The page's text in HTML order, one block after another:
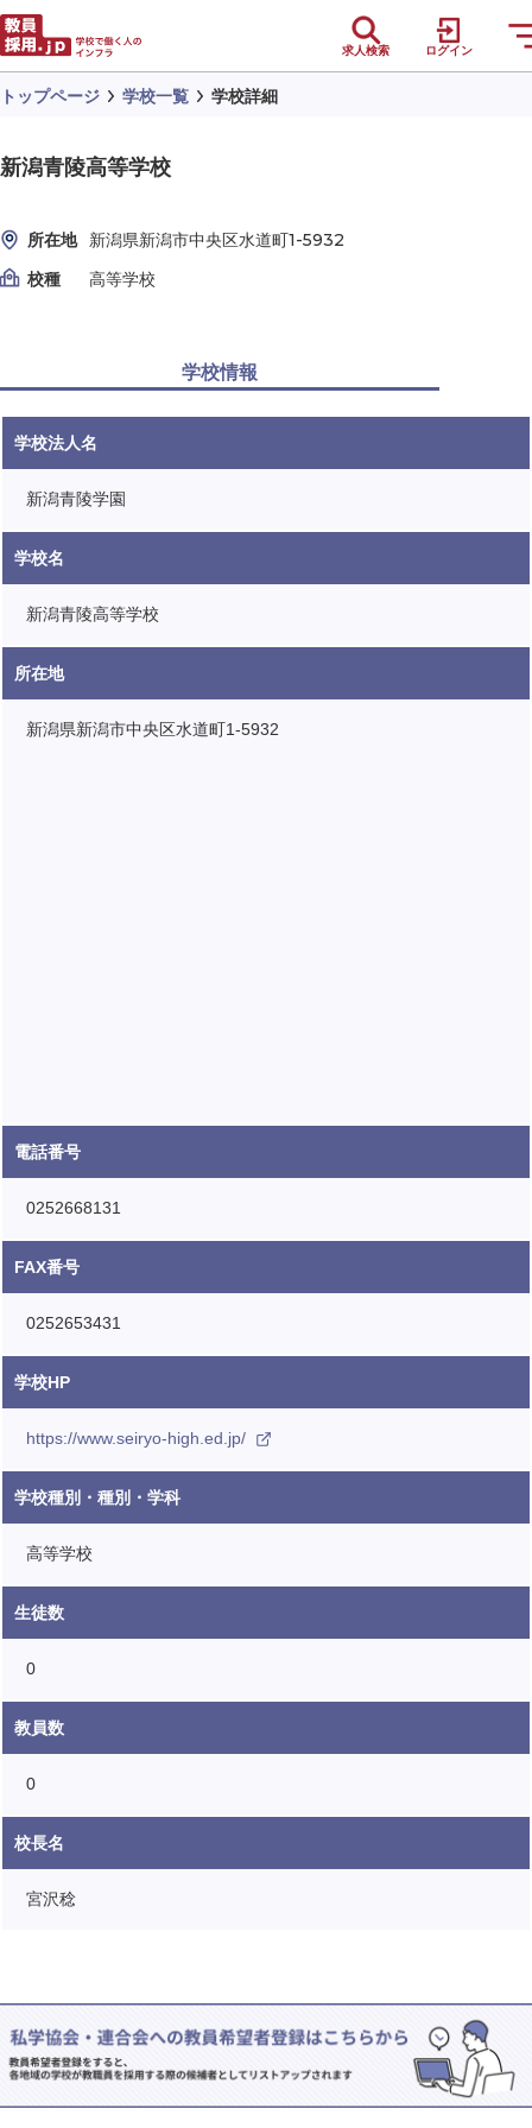
求人検索 ログイン
トップページ 学校一覧 学校詳細
新潟青陵高等学校
所在地
新潟県新潟市中央区水道町1-5932
校種
高等学校
学校情報
学校法人名
新潟青陵学園
学校名
新潟青陵高等学校
所在地
新潟県新潟市中央区水道町1-5932
電話番号
0252668131
FAX番号
0252653431
学校HP
https://www.seiryo-high.ed.jp/
学校種別・種別・学科
高等学校
生徒数
0
教員数
0
校長名
宮沢稔